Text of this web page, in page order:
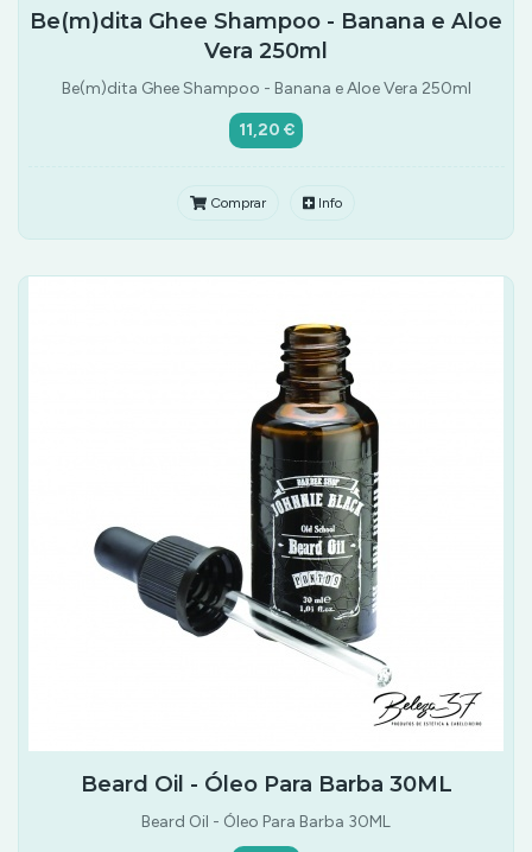
Be(m)dita Ghee Shampoo - Banana e Aloe
Vera 250ml
Be(m)dita Ghee Shampoo - Banana e Aloe Vera 250ml
11,20 €
Comprar Info
Beard Oil - Óleo Para Barba 30ML
Beard Oil - Óleo Para Barba 30ML